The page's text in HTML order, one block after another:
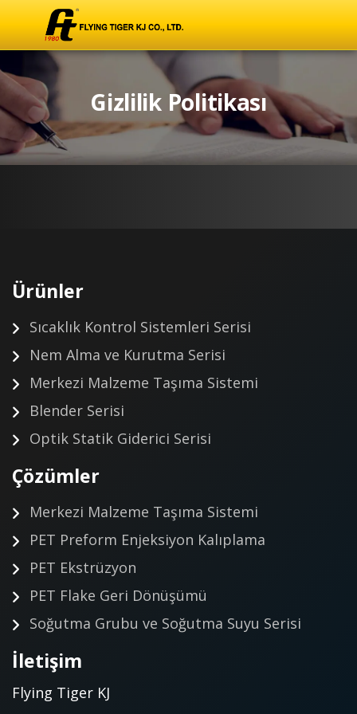
Gizlilik Politikası
Ürünler
Sıcaklık Kontrol Sistemleri Serisi
Nem Alma ve Kurutma Serisi
Merkezi Malzeme Taşıma Sistemi
Blender Serisi
Optik Statik Giderici Serisi
Çözümler
Merkezi Malzeme Taşıma Sistemi
PET Preform Enjeksiyon Kalıplama
PET Ekstrüzyon
PET Flake Geri Dönüşümü
Soğutma Grubu ve Soğutma Suyu Serisi
İletişim
Flying Tiger KJ